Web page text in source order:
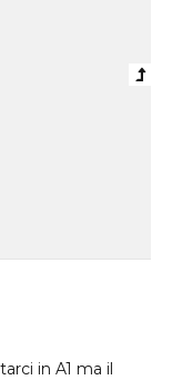
in A1 ma il